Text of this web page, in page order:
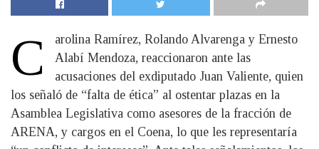
C
arolina Ramírez, Rolando Alvarenga y Ernesto
Alabí Mendoza, reaccionaron ante las
acusaciones del exdiputado Juan Valiente, quien
los señaló de “falta de ética” al ostentar plazas en la
Asamblea Legislativa como asesores de la fracción de
ARENA, y cargos en el Coena, lo que les representaría